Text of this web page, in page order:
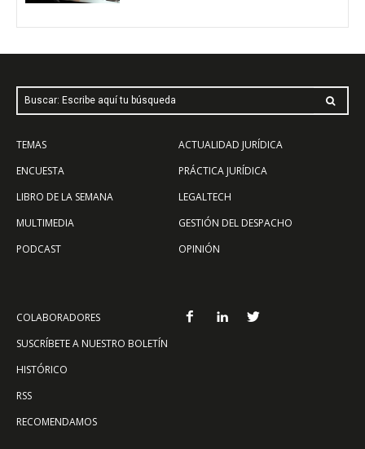
Buscar: Escribe aquí tu búsqueda
TEMAS
ENCUESTA
LIBRO DE LA SEMANA
MULTIMEDIA
PODCAST
ACTUALIDAD JURÍDICA
PRÁCTICA JURÍDICA
LEGALTECH
GESTIÓN DEL DESPACHO
OPINIÓN
COLABORADORES
SUSCRÍBETE A NUESTRO BOLETÍN
HISTÓRICO
RSS
RECOMENDAMOS